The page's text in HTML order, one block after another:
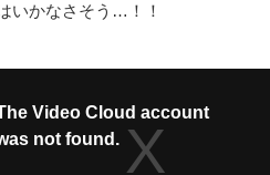
いかなさそう…！！